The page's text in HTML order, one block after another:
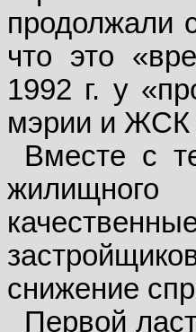
продолжали
что это
1992 г. у
мэрии и ЖСК
Вместе с
снижение
Первой